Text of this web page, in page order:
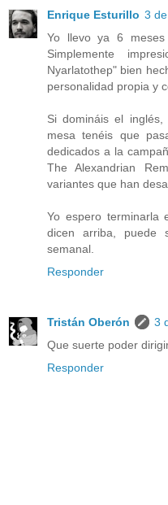
Enrique Esturillo 3
Yo llevo ya 6 meses
Simplemente
Nyarlatothep" bien
personalidad propia y
Si domináis el
mesa tenéis que
dedicados a la
The Alexandrian
variantes que han
Yo espero
dicen arriba, puede
semanal.
Responder
Tristán Oberón
3
Que suerte poder
Responder